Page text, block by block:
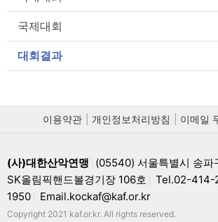
국제대회
대회결과
이용약관 개인정보처리방침 이메일
(사)대한산악연맹 (05540) 서울특별시 송파
SK올림픽핸드볼경기장 106호
Tel.02-414-
1950
Email.kockaf@kaf.or.kr
Copyright 2021 kaf.or.kr. All rights reserved.